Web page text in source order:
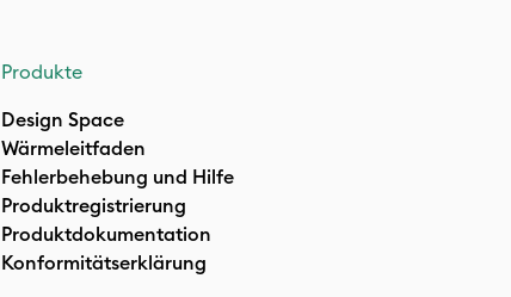
Produkte
Design Space
Wärmeleitfaden
Fehlerbehebung und Hilfe
Produktregistrierung
Produktdokumentation
Konformitätserklärung